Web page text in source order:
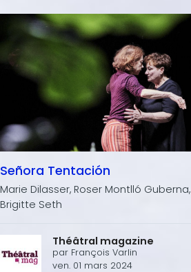
Señora Tentación
Marie Dilasser, Roser Montlló Guberna,
Brigitte Seth
Théâtral magazine
par François Varlin
ven. 01 mars 2024